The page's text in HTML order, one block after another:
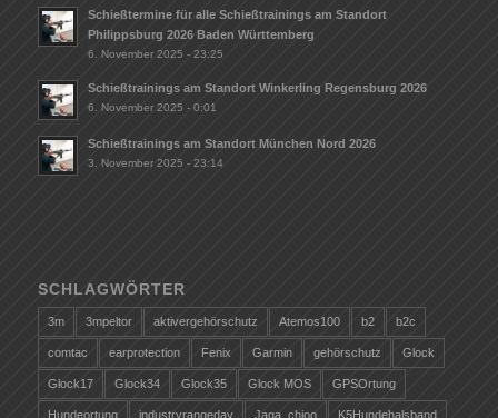
Schießtermine für alle Schießtrainings am Standort
Philippsburg 2026 Baden Württemberg
6. November 2025 - 23:25
Schießtrainings am Standort Winkerling Regensburg 2026
6. November 2025 - 0:01
Schießtrainings am Standort München Nord 2026
3. November 2025 - 23:14
SCHLAGWÖRTER
3m 3mpeltor aktivergehörschutz Atemos100 b2 b2c
comtac earprotection Fenix Garmin gehörschutz Glock
Glock17 Glock34 Glock35 Glock MOS GPSOrtung
Hundeortung industryrangeday Jaga_chioo K5Hundehalsband